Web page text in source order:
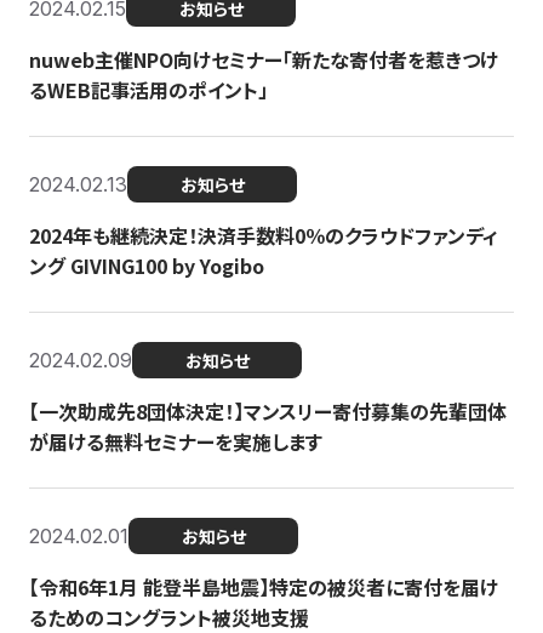
2024.02.15 お知らせ
nuweb主催NPO向けセミナー「新たな寄付者を惹きつけ
るWEB記事活用のポイント」
2024.02.13 お知らせ
2024年も継続決定！決済手数料0％のクラウドファンディ
ング GIVING100 by Yogibo
2024.02.09 お知らせ
【一次助成先8団体決定！】マンスリー寄付募集の先輩団体
が届ける無料セミナーを実施します
2024.02.01 お知らせ
【令和6年1月 能登半島地震】特定の被災者に寄付を届け
るためのコングラント被災地支援